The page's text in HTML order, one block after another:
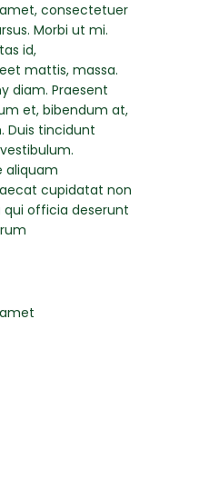
consectetuer
Morbi ut mi.
id,
mattis, massa.
diam. Praesent
et, bibendum at,
Duis tincidunt
aliquam
cupidatat non
qui officia deserunt